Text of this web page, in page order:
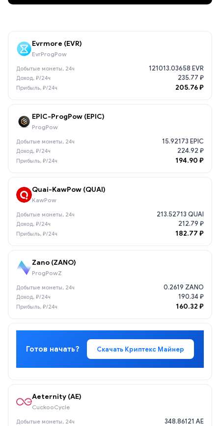
Evrmore (EVR)
EvrProgPow
121013.03658 EVR
235.77 ₽
205.76 ₽
EPIC-ProgPow (EPIC)
ProgPow
15.92173 EPIC
224.92 ₽
194.90 ₽
Quai-KawPow (QUAI)
KawPow
213.52713 QUAI
212.79 ₽
182.77 ₽
Zano (ZANO)
ProgPowZ
0.2619 ZANO
190.34 ₽
160.32 ₽
Готов начать? Скачать Криптекс Майнер
Aeternity (AE)
CuckooCycle
348.86121 AE